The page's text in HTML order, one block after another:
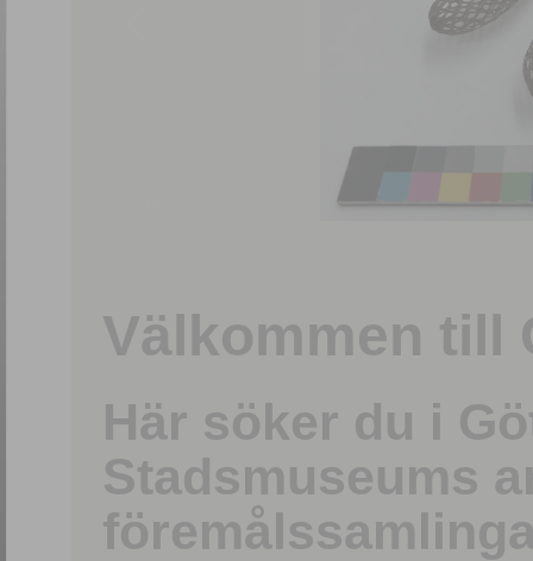
Välkommen till
Här söker du i
Stadsmuseums